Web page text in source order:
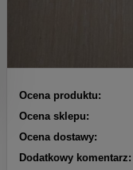
Ocena produktu:
Ocena sklepu:
Ocena dostawy:
Dodatkowy komentarz: